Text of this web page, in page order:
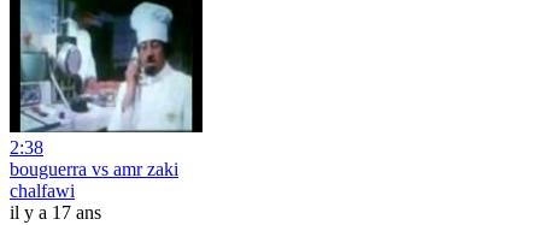
2:38
bouguerra vs amr zaki
chalfawi
il y a 17 ans